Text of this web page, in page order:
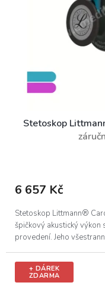
Stetoskop
6 657 Kč
Stetoskop Littmann®
špičkový akustický výkon
provedení. Jeho
+ DÁREK
ZDARMA